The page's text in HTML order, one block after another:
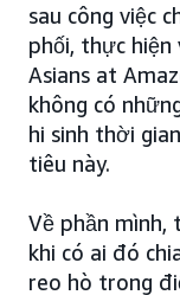
sau công việc
phối, thực
Asians at
không có
hi sinh thời
tiêu này.
Về phần mình,
khi có ai đó
reo hò trong